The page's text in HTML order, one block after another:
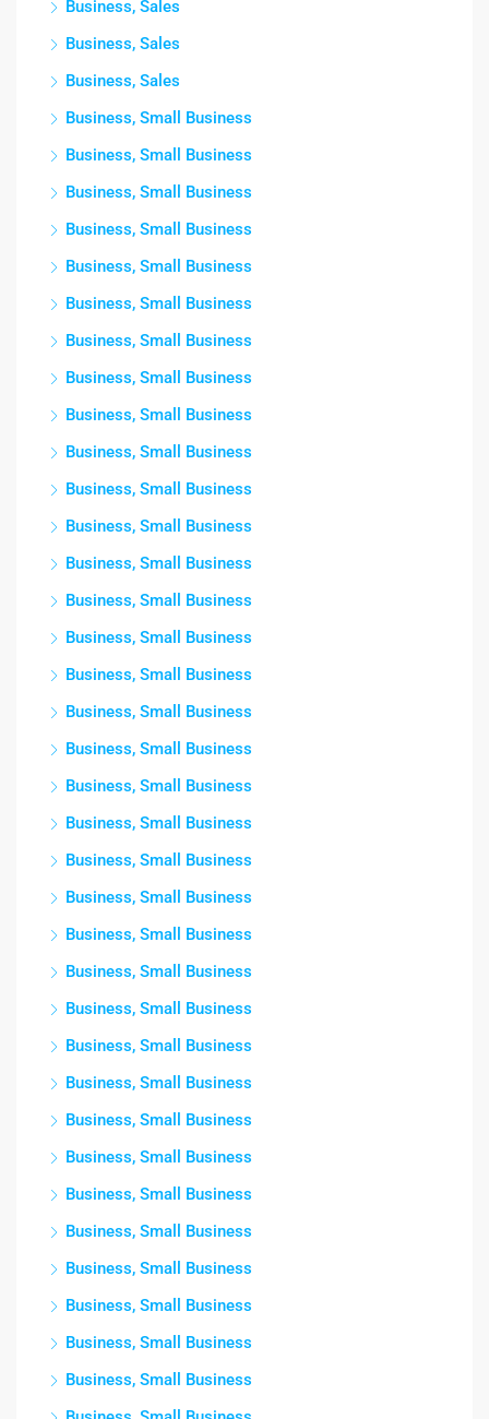
Business, Sales
Business, Sales
Business, Sales
Business, Small Business
Business, Small Business
Business, Small Business
Business, Small Business
Business, Small Business
Business, Small Business
Business, Small Business
Business, Small Business
Business, Small Business
Business, Small Business
Business, Small Business
Business, Small Business
Business, Small Business
Business, Small Business
Business, Small Business
Business, Small Business
Business, Small Business
Business, Small Business
Business, Small Business
Business, Small Business
Business, Small Business
Business, Small Business
Business, Small Business
Business, Small Business
Business, Small Business
Business, Small Business
Business, Small Business
Business, Small Business
Business, Small Business
Business, Small Business
Business, Small Business
Business, Small Business
Business, Small Business
Business, Small Business
Business, Small Business